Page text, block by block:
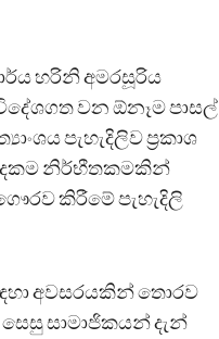
හරිනි අමරසූරිය
වන ඕනෑම පාසල්
පැහැදිලිව ප්‍රකාශ
නිර්භීතකමකින්
කිරීමේ පැහැදිලි
අවසරයකින් තොරව
සාමාජිකයන් දැන්